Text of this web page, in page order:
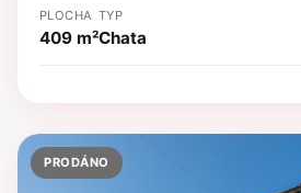
PLOCHA
409 m²
TYP
Chata
PRODÁNO